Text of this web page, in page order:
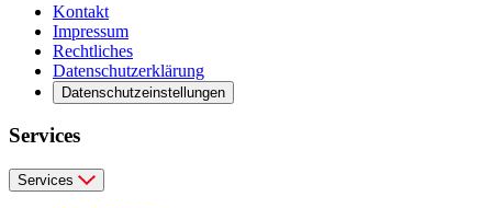
Kontakt
Impressum
Rechtliches
Datenschutzerklärung
Datenschutzeinstellungen
Services
Services